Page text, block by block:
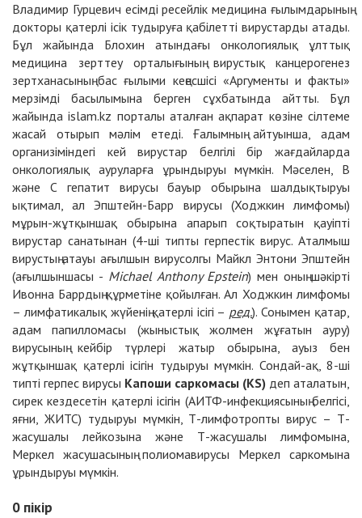
Владимир Гурцевич есімді ресейлік медицина ғылымдарының
докторы қатерлі ісік тудыруға қабілетті вирустарды атады.
Бұл жайында Блохин атындағы онкологиялық ұлттық
медицина зерттеу орталығының вирустық канцерогенез
зертханасының бас ғылыми кеңесшісі «Аргументы и факты»
мерзімді басылымына берген сұхбатында айтты. Бұл
жайында islam.kz порталы аталған ақпарат көзіне сілтеме
жасай отырып мәлім етеді. Ғалымның айтуынша, адам
организіміндегі кей вирустар белгілі бір жағдайларда
онкологиялық ауруларға ұрындыруы мүмкін. Мәселен, В
және С гепатит вирусы бауыр обырына шалдықтыруы
ықтимал, ал Эпштейн-Барр вирусы (Ходжкин лимфомы)
мұрын-жұтқыншақ обырына апарып соқтыратын қауіпті
вирустар санатынан (4-ші типты герпестік вирус. Аталмыш
вирустың атауы ағылшын вирусолгы Майкл Энтони Эпштейн
(ағылшыншасы - Michael Anthony Epstein) мен оның шәкірті
Ивонна Баррдың құрметіне қойылған. Ал Ходжкин лимфомы
– лимфатикалық жүйенің қатерлі ісігі – ред.). Сонымен қатар,
адам папилломасы (жыныстық жолмен жұғатын ауру)
вирусының кейбір түрлері жатыр обырына, ауыз бен
жұтқыншақ қатерлі ісігін тудыруы мүмкін. Сондай-ақ, 8-ші
типті герпес вирусы Капоши саркомасы (KS) деп аталатын,
сирек кездесетін қатерлі ісігін (АИТФ-инфекциясының белгісі,
яғни, ЖИТС) тудыруы мүмкін, Т-лимфотропты вирус – Т-
жасушалы лейкозына және Т-жасушалы лимфомына,
Меркел жасушасының полиомавирусы Меркел саркомына
ұрындыруы мүмкін.
0 пікір